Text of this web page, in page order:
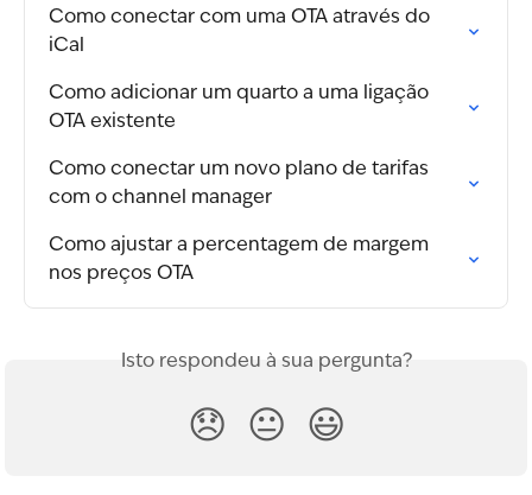
Como conectar com uma OTA através do
iCal
Como adicionar um quarto a uma ligação
OTA existente
Como conectar um novo plano de tarifas
com o channel manager
Como ajustar a percentagem de margem
nos preços OTA
Isto respondeu à sua pergunta?
😞 😐 😃